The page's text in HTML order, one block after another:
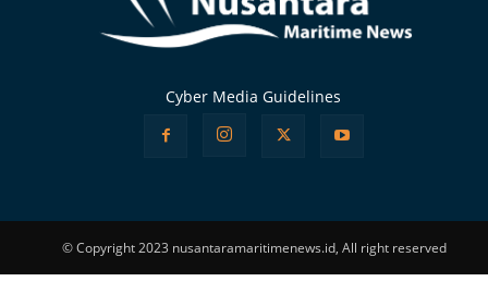
Cyber Media Guidelines
© Copyright 2023 nusantaramaritimenews.id, All right reserved